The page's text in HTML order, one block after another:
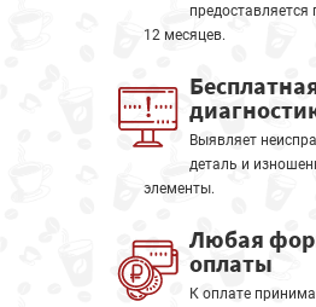
предоставляется
12 месяцев.
Выявляет
деталь и
элементы.
Любая
оплаты
К оплате